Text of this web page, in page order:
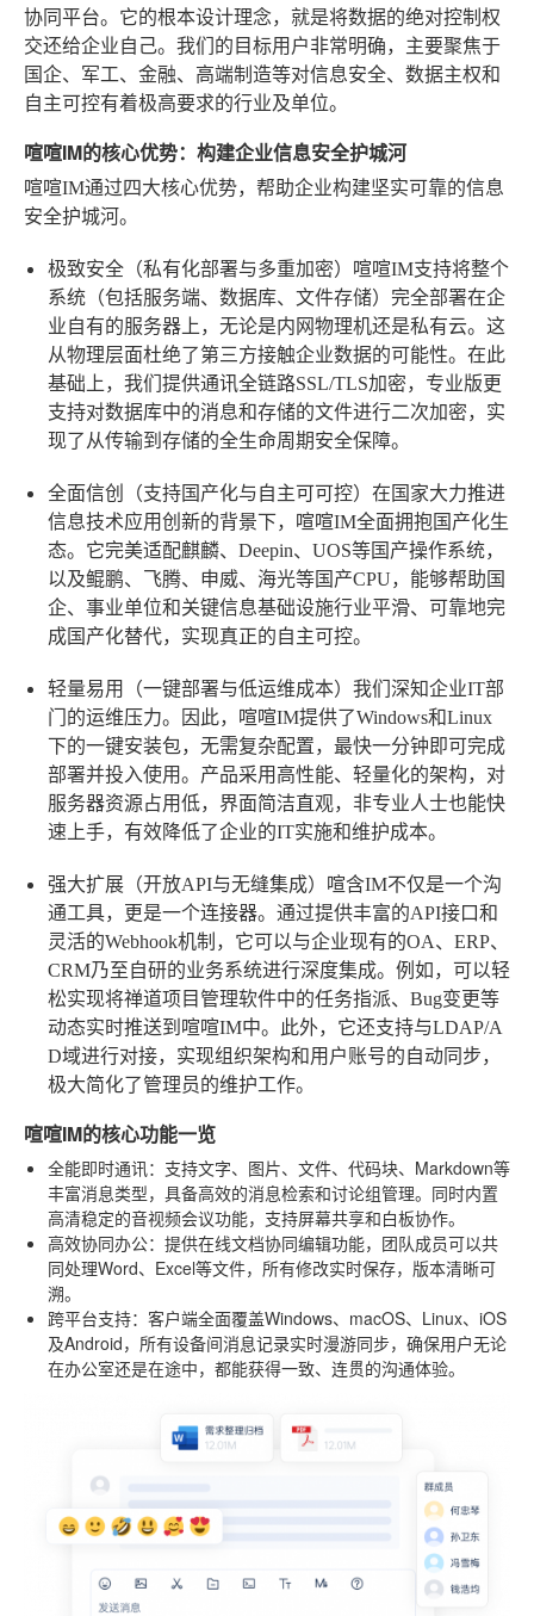
协同平台。它的根本设计理念，就是将数据的绝对控制权
交还给企业自己。我们的目标用户非常明确，主要聚焦于
国企、军工、金融、高端制造等对信息安全、数据主权和
自主可控有着极高要求的行业及单位。
喧喧IM的核心优势：构建企业信息安全护城河
喧喧IM通过四大核心优势，帮助企业构建坚实可靠的信息
安全护城河。
极致安全（私有化部署与多重加密） 喧喧IM支持将整个
系统（包括服务端、数据库、文件存储）完全部署在企
业自有的服务器上，无论是内网物理机还是私有云。这
从物理层面杜绝了第三方接触企业数据的可能性。在此
基础上，我们提供通讯全链路SSL/TLS加密，专业版更
支持对数据库中的消息和存储的文件进行二次加密，实
现了从传输到存储的全生命周期安全保障。
全面信创（支持国产化与自主可可控） 在国家大力推进
信息技术应用创新的背景下，喧喧IM全面拥抱国产化生
态。它完美适配麒麟、Deepin、UOS等国产操作系统，
以及鲲鹏、飞腾、申威、海光等国产CPU，能够帮助国
企、事业单位和关键信息基础设施行业平滑、可靠地完
成国产化替代，实现真正的自主可控。
轻量易用（一键部署与低运维成本） 我们深知企业IT部
门的运维压力。因此，喧喧IM提供了Windows和Linux
下的一键安装包，无需复杂配置，最快一分钟即可完成
部署并投入使用。产品采用高性能、轻量化的架构，对
服务器资源占用低，界面简洁直观，非专业人士也能快
速上手，有效降低了企业的IT实施和维护成本。
强大扩展（开放API与无缝集成） 喧含IM不仅是一个沟
通工具，更是一个连接器。通过提供丰富的API接口和
灵活的Webhook机制，它可以与企业现有的OA、ERP、
CRM乃至自研的业务系统进行深度集成。例如，可以轻
松实现将禅道项目管理软件中的任务指派、Bug变更等
动态实时推送到喧喧IM中。此外，它还支持与LDAP/A
D域进行对接，实现组织架构和用户账号的自动同步，
极大简化了管理员的维护工作。
喧喧IM的核心功能一览
全能即时通讯：支持文字、图片、文件、代码块、Markdown等
丰富消息类型，具备高效的消息检索和讨论组管理。同时内置
高清稳定的音视频会议功能，支持屏幕共享和白板协作。
高效协同办公：提供在线文档协同编辑功能，团队成员可以共
同处理Word、Excel等文件，所有修改实时保存，版本清晰可
溯。
跨平台支持：客户端全面覆盖Windows、macOS、Linux、iOS
及Android，所有设备间消息记录实时漫游同步，确保用户无论
在办公室还是在途中，都能获得一致、连贯的沟通体验。